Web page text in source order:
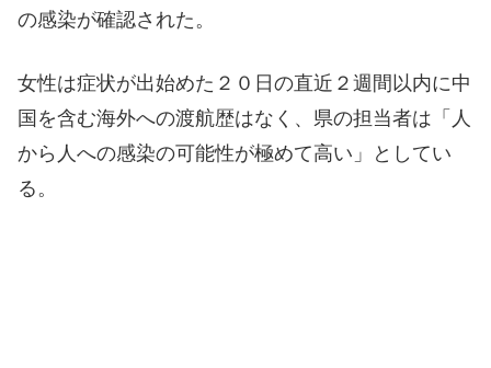
の感染が確認された。
女性は症状が出始めた２０日の直近２週間以内に中
国を含む海外への渡航歴はなく、県の担当者は「人
から人への感染の可能性が極めて高い」としてい
る。